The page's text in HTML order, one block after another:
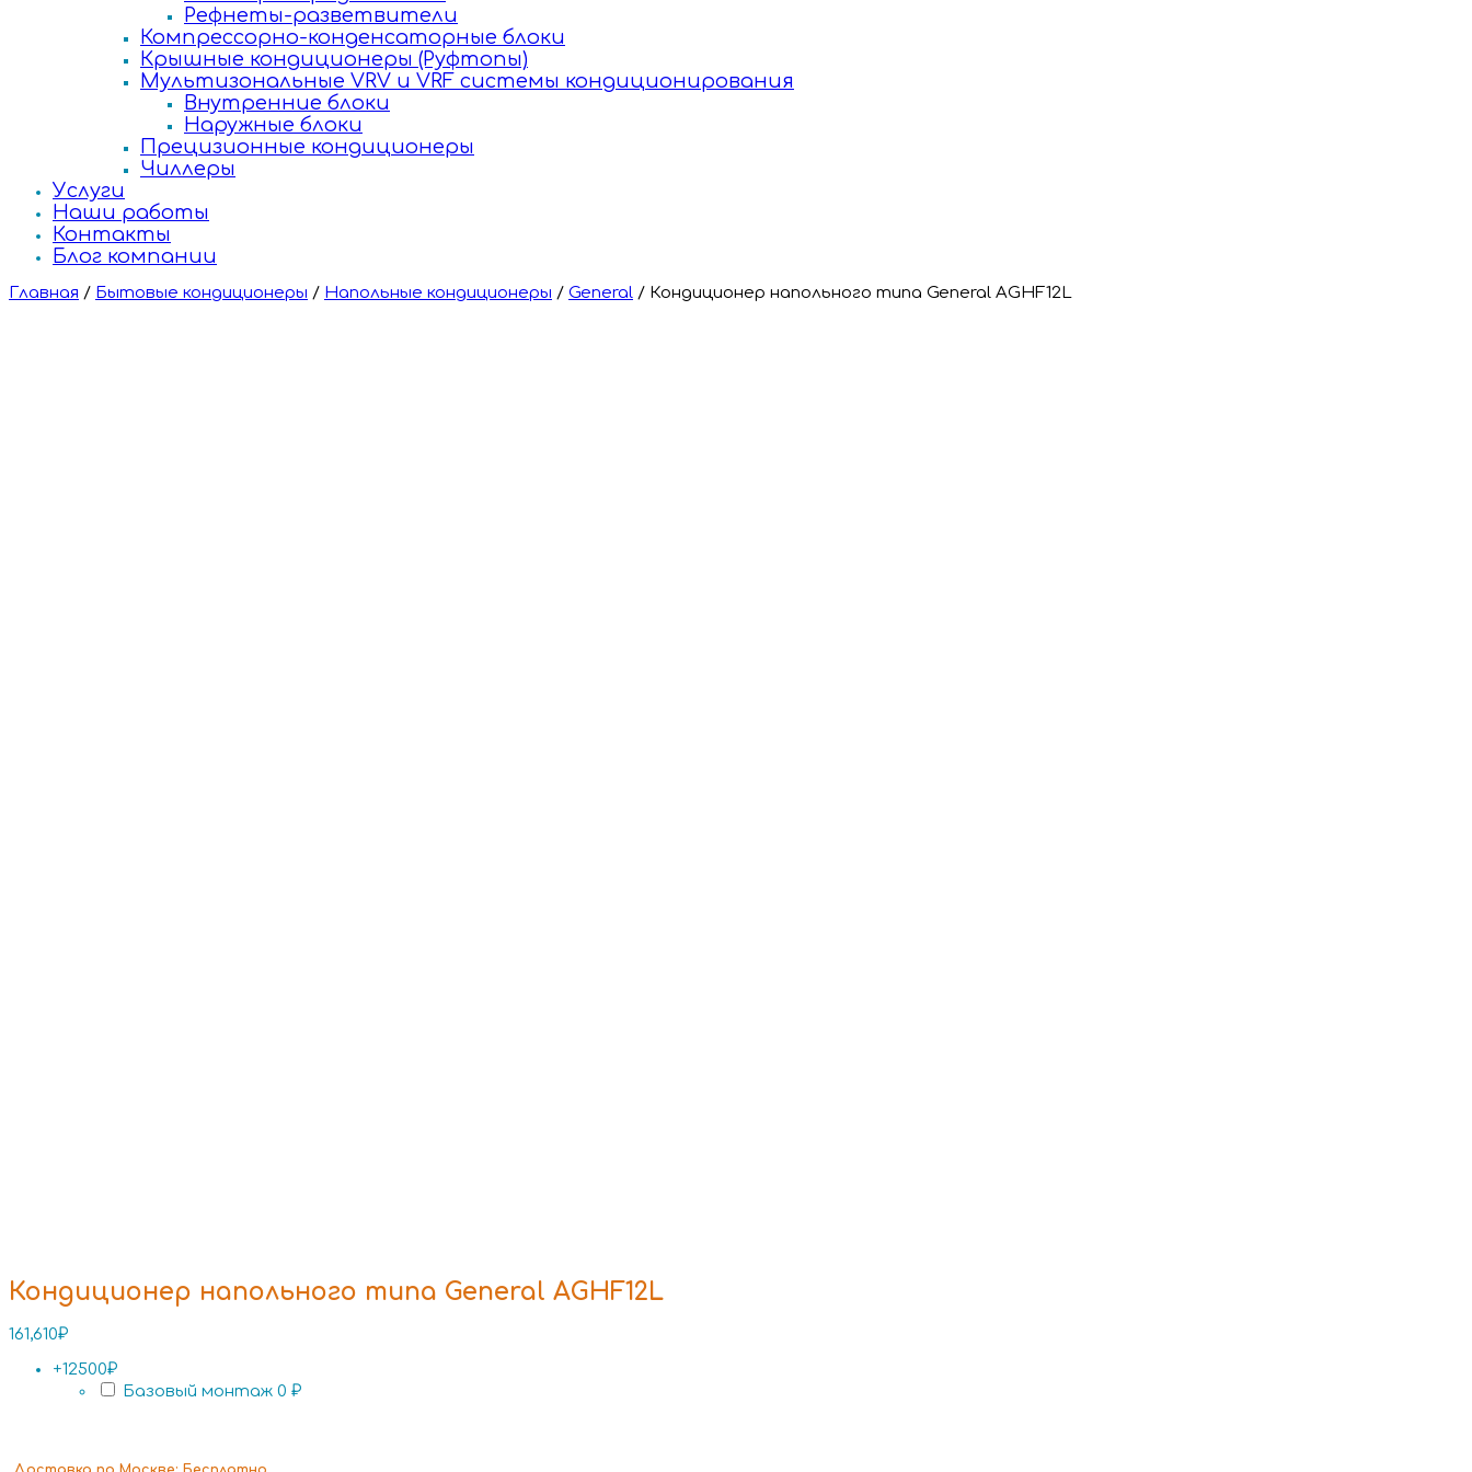
Рефнеты-разветвители
Компрессорно-конденсаторные блоки
Крышные кондиционеры (Руфтопы)
Мультизональные VRV и VRF системы кондиционирования
Внутренние блоки
Наружные блоки
Прецизионные кондиционеры
Чиллеры
Услуги
Наши работы
Контакты
Блог компании
Главная / Бытовые кондиционеры / Напольные кондиционеры / General / Кондиционер напольного типа General AGHF12L
Кондиционер напольного типа General AGHF12L
161,610₽
+12500₽
Базовый монтаж 0 ₽